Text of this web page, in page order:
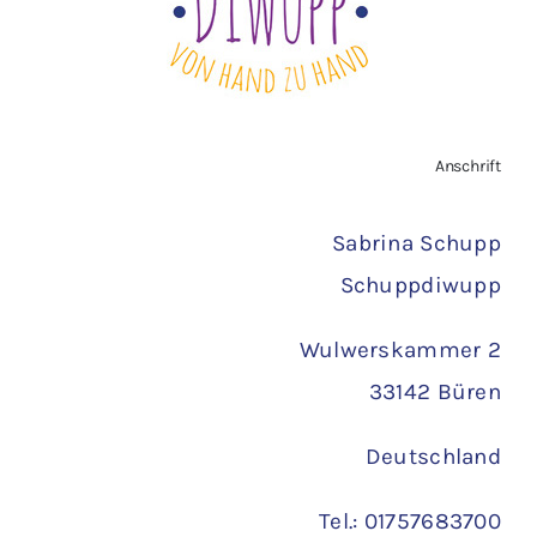
Anschrift
Sabrina Schupp
Schuppdiwupp
Wulwerskammer 2
33142 Büren
Deutschland
Tel.: 01757683700